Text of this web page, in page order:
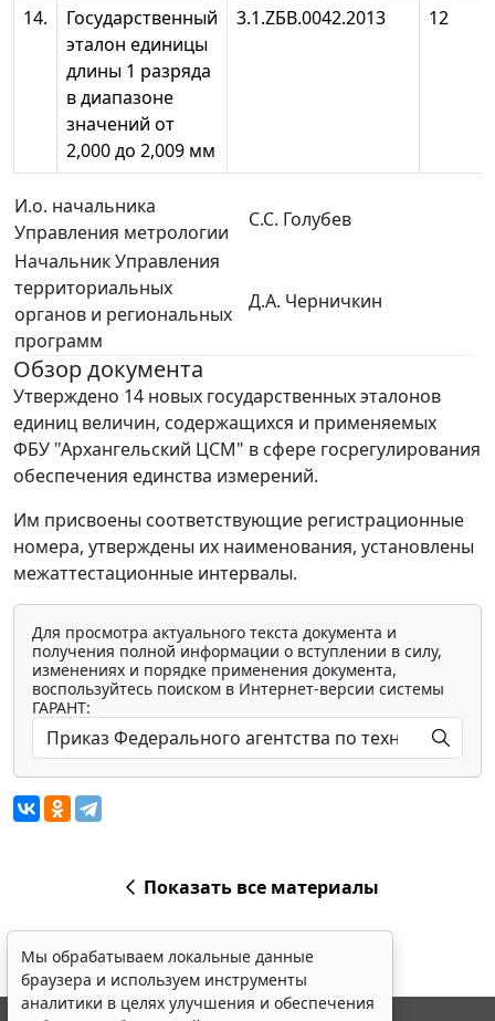
14.
Государственный
эталон единицы
длины 1 разряда
в диапазоне
значений от
2,000 до 2,009 мм
3.1.ZБB.0042.2013 12
И.о. начальника
Управления метрологии
С.С. Голубев
Начальник Управления
территориальных
органов и региональных
программ
Д.А. Черничкин
Обзор документа
Утверждено 14 новых государственных эталонов
единиц величин, содержащихся и применяемых
ФБУ "Архангельский ЦСМ" в сфере госрегулирования
обеспечения единства измерений.
Им присвоены соответствующие регистрационные
номера, утверждены их наименования, установлены
межаттестационные интервалы.
Для просмотра актуального текста документа и
получения полной информации о вступлении в силу,
изменениях и порядке применения документа,
воспользуйтесь поиском в Интернет-версии системы
ГАРАНТ:
Показать все материалы
Мы обрабатываем локальные данные
браузера и используем инструменты
аналитики в целях улучшения и обеспечения